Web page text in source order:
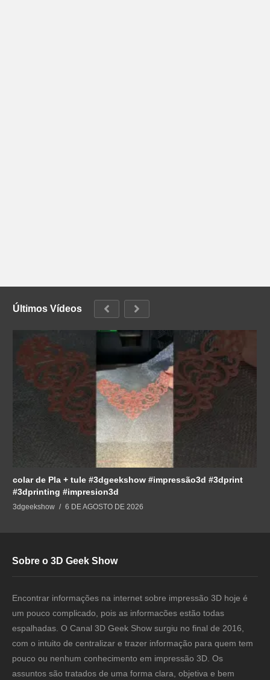
Últimos Vídeos
colar de Pla + tule #3dgeekshow #impressão3d #3dprint
#3dprinting #impresion3d
3dgeekshow 6 DE AGOSTO DE 2026
Sobre o 3D Geek Show
Encontrar informações na internet sobre impressão 3D hoje é
um pouco complicado, pois as informacões estão todas
espalhadas. O Canal 3D Geek Show surgiu no final de 2016,
com o intuito de centralizar e trazer informação para quem tem
pouco ou nenhum conhecimento em impressão 3D. Os
assuntos são tratados de uma forma clara, objetiva e bem